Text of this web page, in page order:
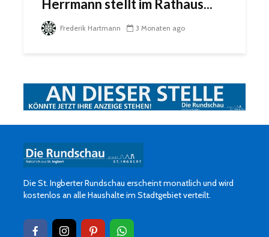
Herrmann stellt im Rathaus...
Frederik Hartmann 3 Monaten ago
Die St. Ingberter Rundschau erscheint monatlich und wird
kostenlos an alle Haushalte im Stadtgebiet verteilt.